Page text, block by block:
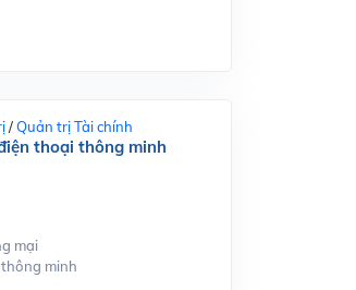
/Quản trị Tài chính
thoại thông minh
mại
minh